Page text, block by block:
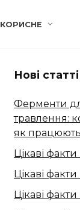
КОРИСНЕ
Нові статті
Ферменти
травлення:
як працюють
Цікаві
Цікаві
Цікаві